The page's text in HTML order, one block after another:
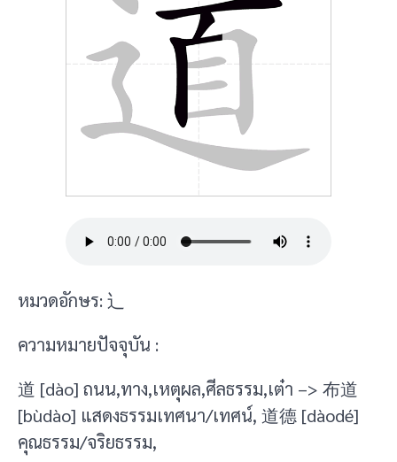
หมวดอักษร: 辶
ความหมายปัจจุบัน :
道 [dào] ถนน,ทาง,เหตุผล,ศีลธรรม,เต๋า –> 布道
[bùdào] แสดงธรรมเทศนา/เทศน์, 道德 [dàodé]
คุณธรรม/จริยธรรม,